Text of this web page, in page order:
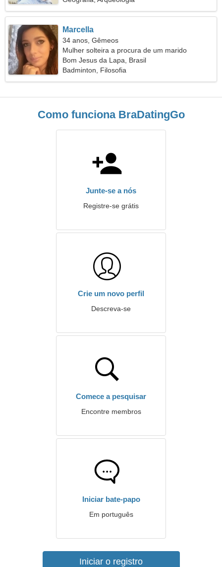
Marcella
34 anos, Gêmeos
Mulher solteira a procura de um marido
Bom Jesus da Lapa, Brasil
Badminton, Filosofia
Como funciona BraDatingGo
Junte-se a nós
Registre-se grátis
Crie um novo perfil
Descreva-se
Comece a pesquisar
Encontre membros
Iniciar bate-papo
Em português
Iniciar o registro